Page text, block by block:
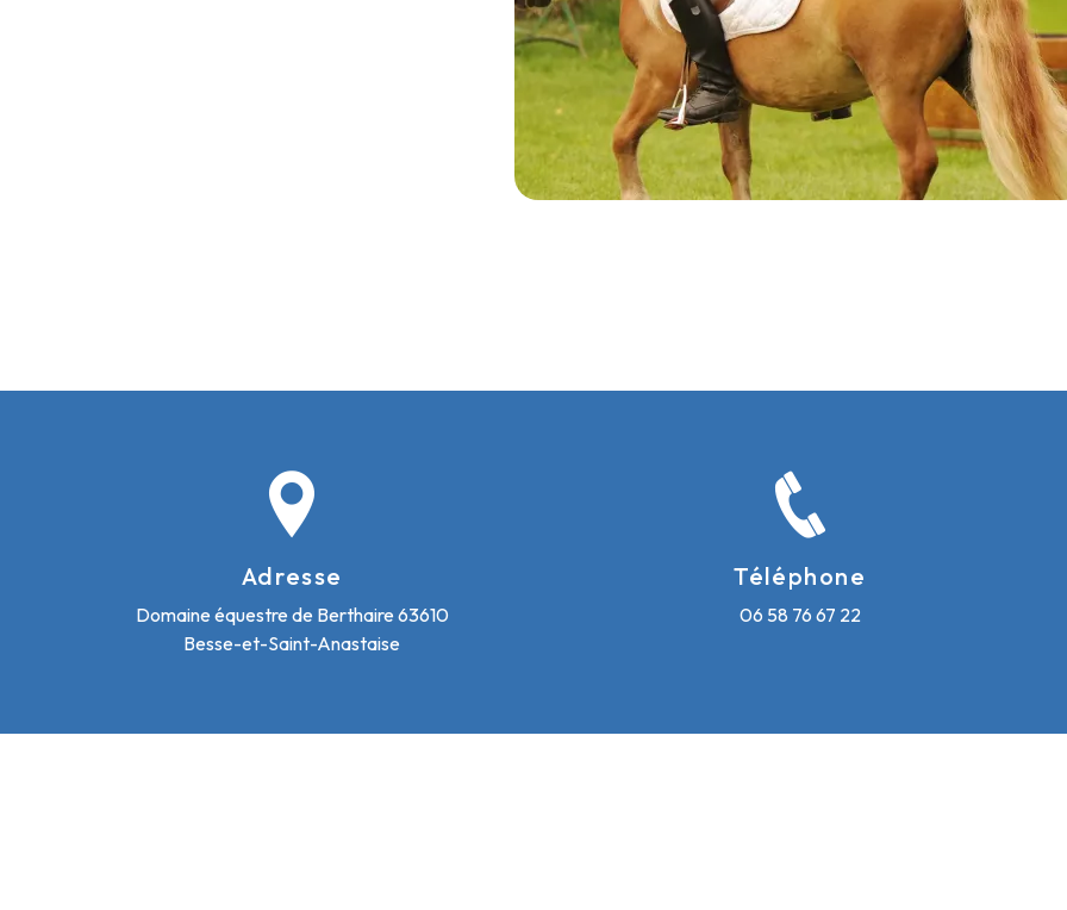
Adresse
Domaine équestre de Berthaire 63610
Besse-et-Saint-Anastaise
Téléphone
06 58 76 67 22